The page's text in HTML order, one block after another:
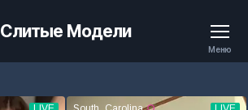
Слитые Модели
Меню